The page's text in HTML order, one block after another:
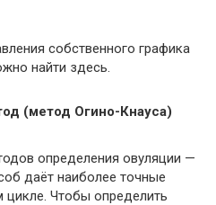
собственного графика
найти здесь.
(метод Огино-Кнауса)
определения овуляции —
даёт наиболее точные
цикле. Чтобы определить